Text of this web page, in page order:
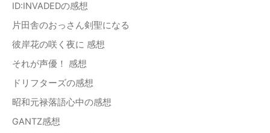
ID:INVADEDの感想
片田舎のおっさん剣聖になる
彼岸花の咲く夜に 感想
それが声優！ 感想
ドリフターズの感想
昭和元禄落語心中の感想
GANTZ感想